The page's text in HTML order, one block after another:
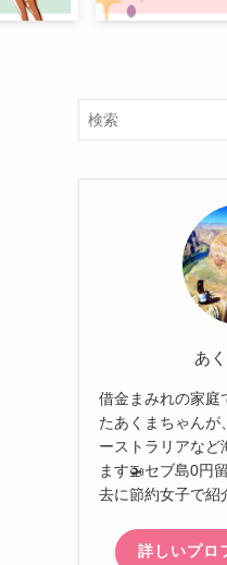
あ
借金まみれの家庭
たあくまちゃんが
ーストラリアなど
ます🚁セブ島0円
去に節約女子で紹
詳しいプロ